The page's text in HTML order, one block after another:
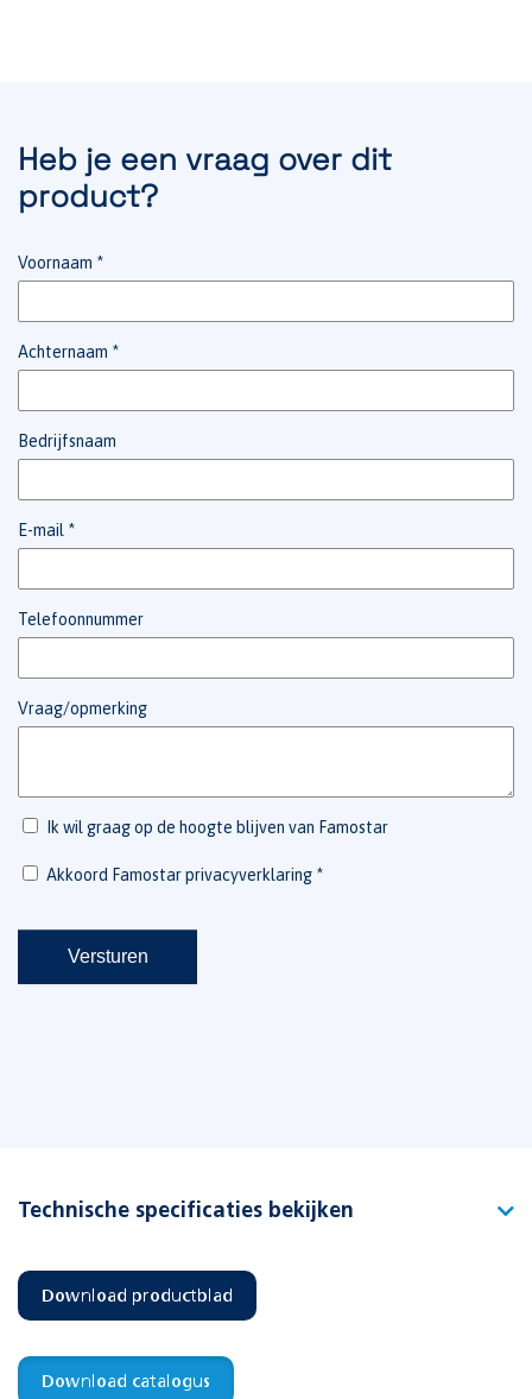
Heb je een vraag over dit
product?
Technische specificaties bekijken
Artikelnummer 391103
EAN-code 8715774010255
Download productblad
Download catalogus